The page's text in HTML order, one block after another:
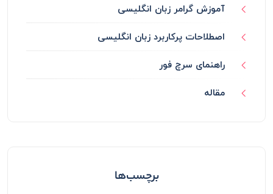
آموزش گرامر زبان انگلیسی
اصطلاحات پرکاربرد زبان انگلیسی
راهنمای سرچ فور
مقاله
برچسب‌ها